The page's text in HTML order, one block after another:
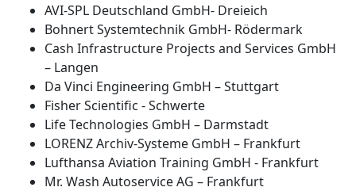
AVI-SPL Deutschland GmbH- Dreieich
Bohnert Systemtechnik GmbH- Rödermark
Cash Infrastructure Projects and Services GmbH
– Langen
Da Vinci Engineering GmbH – Stuttgart
Fisher Scientific - Schwerte
Life Technologies GmbH – Darmstadt
LORENZ Archiv-Systeme GmbH – Frankfurt
Lufthansa Aviation Training GmbH - Frankfurt
Mr. Wash Autoservice AG – Frankfurt